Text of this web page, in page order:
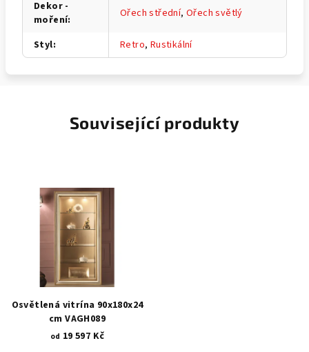
Dekor -
moření: Ořech střední,Ořech světlý
Styl: Retro, Rustikální
Související produkty
Osvětlená vitrína 90x180x24
cm VAGH089
od 19 597 Kč